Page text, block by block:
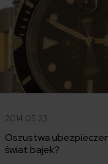
2014.05.23
Oszustwa
świat bajek?